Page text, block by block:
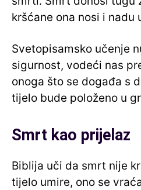
kršćane ona nosi i nadu
Svetopisamsko učenje
sigurnost, vodeći nas
onoga što se događa s
tijelo bude položeno u
Smrt kao prijelaz
Biblija uči da smrt nije
tijelo umire, ono se